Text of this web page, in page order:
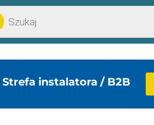
Strefa instalatora / B2B